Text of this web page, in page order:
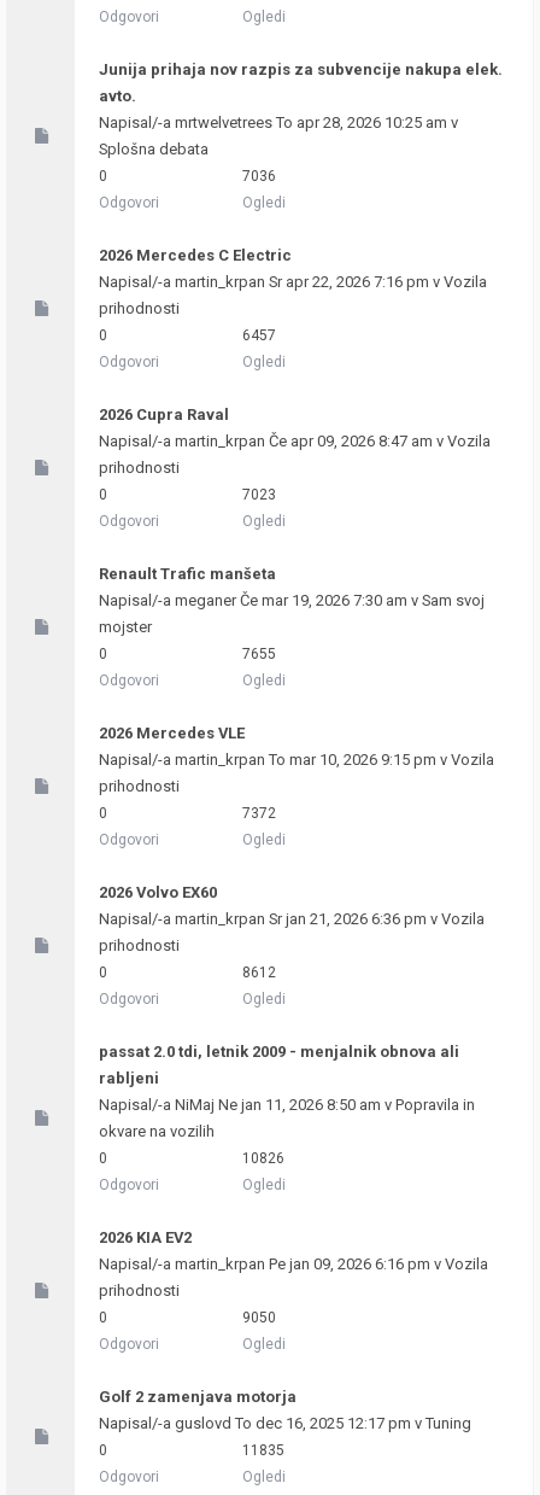
Odgovori
Ogledi
Junija prihaja nov razpis za subvencije nakupa elek.
avto.
Napisal/-a mrtwelvetreesTo apr 28, 2026 10:25 am v
Splošna debata
0
Odgovori
7036
Ogledi
2026 Mercedes C Electric
Napisal/-a martin_krpan Sr apr 22, 2026 7:16 pm v Vozila
prihodnosti
0
Odgovori
6457
Ogledi
2026 Cupra Raval
Napisal/-a martin_krpan Če apr 09, 2026 8:47 am v Vozila
prihodnosti
0
Odgovori
7023
Ogledi
Renault Trafic manšeta
Napisal/-a meganerČe mar 19, 2026 7:30 am v Sam svoj
mojster
0
Odgovori
7655
Ogledi
2026 Mercedes VLE
Napisal/-a martin_krpan To mar 10, 2026 9:15 pm v Vozila
prihodnosti
0
Odgovori
7372
Ogledi
2026 Volvo EX60
Napisal/-a martin_krpan Sr jan 21, 2026 6:36 pm v Vozila
prihodnosti
0
Odgovori
8612
Ogledi
passat 2.0 tdi, letnik 2009 - menjalnik obnova ali
rabljeni
Napisal/-a NiMaj Ne jan 11, 2026 8:50 am v Popravila in
okvare na vozilih
0
Odgovori
10826
Ogledi
2026 KIA EV2
Napisal/-a martin_krpan Pe jan 09, 2026 6:16 pm v Vozila
prihodnosti
0
Odgovori
9050
Ogledi
Golf 2 zamenjava motorja
Napisal/-a guslovd To dec 16, 2025 12:17 pm vTuning
0
Odgovori
11835
Ogledi